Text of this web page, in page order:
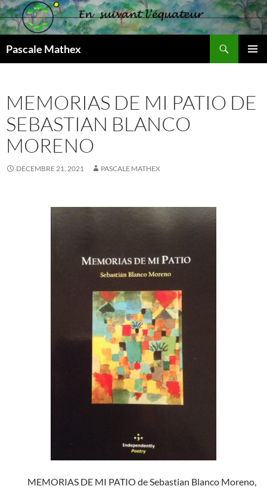
Aller
au
contenu
Pascale Mathex
MEMORIAS DE MI PATIO DE
SEBASTIAN BLANCO
MORENO
DÉCEMBRE 21, 2021 PASCALE MATHEX
MEMORIAS DE MI PATIO de Sebastian Blanco Moreno,